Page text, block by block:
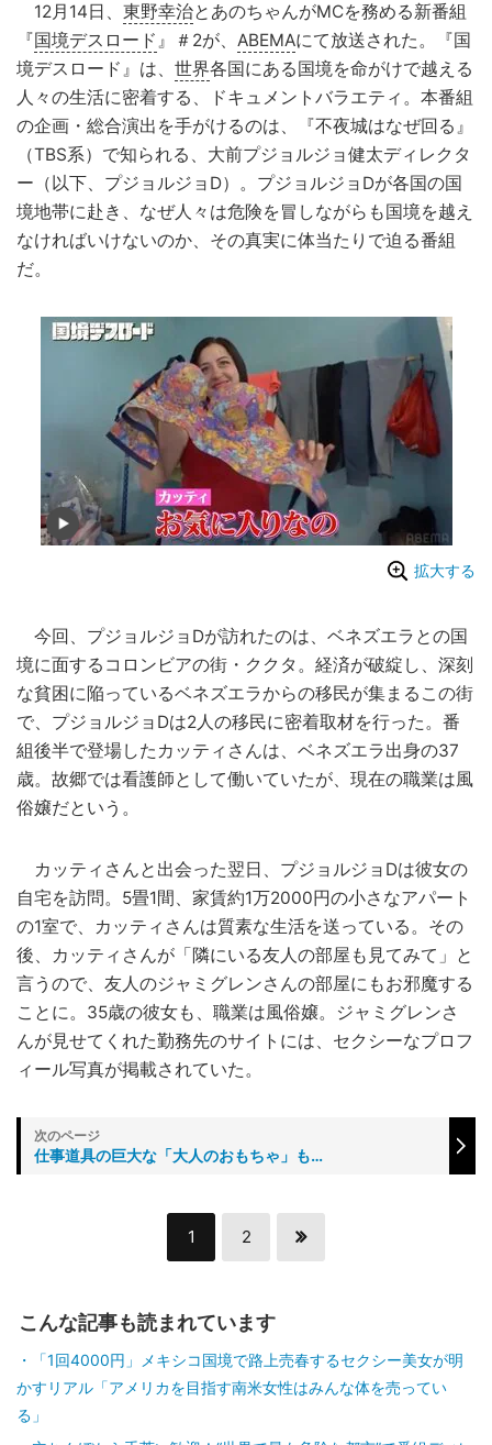
12月14日、 東野幸治とあのちゃんがMCを務める新番組
『国境デスロード 』＃2が、 ABEMAにて放送された。『国
境デスロード』は、 世界各国にある国境を命がけで越える
人々の生活に密着する、ドキュメントバラエティ。本番組
の企画・総合演出を手がけるのは、『不夜城はなぜ回る』
（TBS系）で知られる、大前プジョルジョ健太ディレクタ
ー（以下、プジョルジョD）。プジョルジョDが各国の国
境地帯に赴き、なぜ人々は危険を冒しながらも国境を越え
なければいけないのか、その真実に体当たりで迫る番組
だ。
拡大する
今回、プジョルジョDが訪れたのは、ベネズエラとの国
境に面するコロンビアの街・ククタ。経済が破綻し、深刻
な貧困に陥っているベネズエラからの移民が集まるこの街
で、プジョルジョDは2人の移民に密着取材を行った。番
組後半で登場したカッティさんは、ベネズエラ出身の37
歳。故郷では看護師として働いていたが、現在の職業は風
俗嬢だという。
カッティさんと出会った翌日、プジョルジョDは彼女の
自宅を訪問。5畳1間、家賃約1万2000円の小さなアパート
の1室で、カッティさんは質素な生活を送っている。その
後、カッティさんが「隣にいる友人の部屋も見てみて」と
言うので、友人のジャミグレンさんの部屋にもお邪魔する
ことに。35歳の彼女も、職業は風俗嬢。ジャミグレンさ
んが見せてくれた勤務先のサイトには、セクシーなプロフ
ィール写真が掲載されていた。
仕事道具の巨大な「大人のおもちゃ」も…
1 2
こんな記事も読まれています
「1回4000円」メキシコ国境で路上売春するセクシー美女が明
かすリアル「アメリカを目指す南米女性はみんな体を売ってい
る」